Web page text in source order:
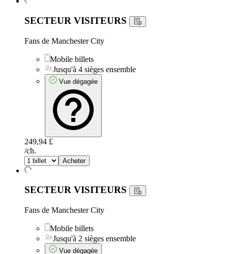
SECTEUR VISITEURS
Fans de Manchester City
Mobile billets
Jusqu'à 4 sièges ensemble
Vue dégagée
249,94 £
/ch.
Acheter
SECTEUR VISITEURS
Fans de Manchester City
Mobile billets
Jusqu'à 2 sièges ensemble
Vue dégagée